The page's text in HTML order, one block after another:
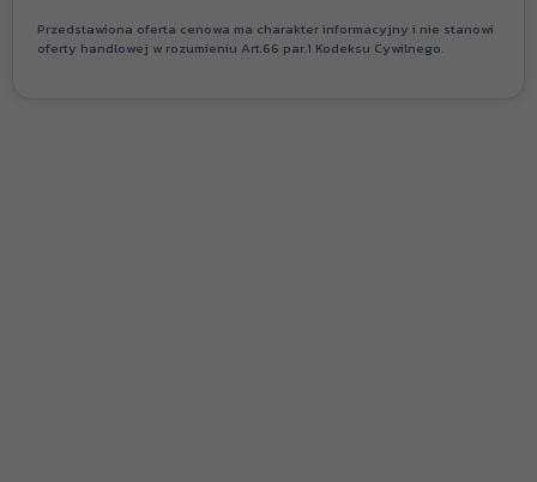
Przedstawiona oferta cenowa ma charakter informacyjny i nie stanowi
oferty handlowej w rozumieniu Art.66 par.1 Kodeksu Cywilnego.